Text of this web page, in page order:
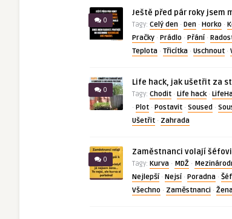
0
Ještě před pár roky jsem
Tagy: Celý den · Den · Horko ·
Pračky · Prádlo · Přání·
Teplota · Třicítka · Uschnout ·
0
Life hack, jak ušetřit za
Tagy: Chodit · Life hack·
· Plot · Postavit · Soused ·
Ušetřit · Zahrada
0
Zaměstnanci volají
Tagy: Kurva · MDŽ ·
Nejlepší· Nejsí· Poradna · Šéf
Všechno · Zaměstnanci ·